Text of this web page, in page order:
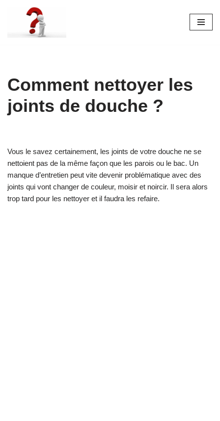
Comment nettoyer les
joints de douche ?
Vous le savez certainement, les joints de votre douche ne se
nettoient pas de la même façon que les parois ou le bac. Un
manque d’entretien peut vite devenir problématique avec des
joints qui vont changer de couleur, moisir et noircir. Il sera alors
trop tard pour les nettoyer et il faudra les refaire.